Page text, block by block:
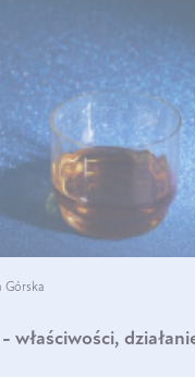
Górska
właściwości,